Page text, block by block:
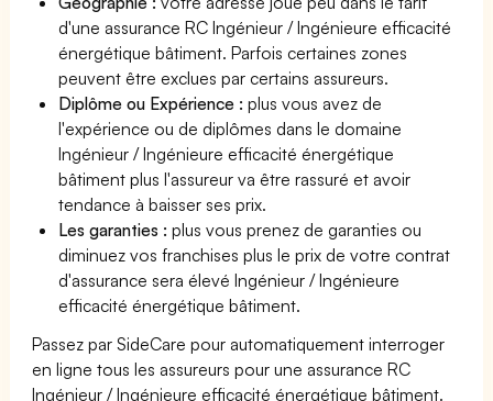
d'une assurance RC Ingénieur / Ingénieure efficacité
énergétique bâtiment. Parfois certaines zones
peuvent être exclues par certains assureurs.
Diplôme ou Expérience :plus vous avez de
l'expérience ou de diplômes dans le domaine
Ingénieur / Ingénieure efficacité énergétique
bâtiment plus l'assureur va être rassuré et avoir
tendance à baisser ses prix.
Les garanties :plus vous prenez de garanties ou
diminuez vos franchises plus le prix de votre contrat
d'assurance sera élevé Ingénieur / Ingénieure
efficacité énergétique bâtiment.
Passez par SideCare pour automatiquement interroger
en ligne tous les assureurs pour une assurance RC
Ingénieur / Ingénieure efficacité énergétique bâtiment.